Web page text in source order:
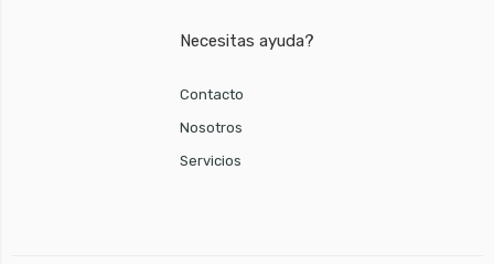
Necesitas ayuda?
Contacto
Nosotros
Servicios